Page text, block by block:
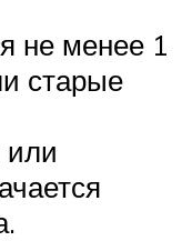
не менее 1
старые
или